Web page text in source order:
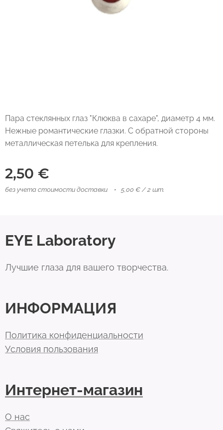
Пара стеклянных глаз "Клюква в сахаре", диаметр 4 мм.
Нежные романтические глазки. С обратной стороны
металлическая петелька для крепления.
2,50 €
без учета стоимости доставки 5,00 € / 2 шт.
EYE Laboratory
Лучшие глаза для вашего творчества.
ИНФОРМАЦИЯ
Политика конфиденциальности
Условия пользования
Интернет-магазин
О нас